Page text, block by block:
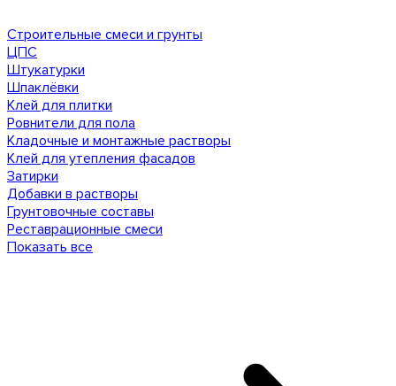
Строительные смеси и грунты
ЦПС
Штукатурки
Шпаклёвки
Клей для плитки
Ровнители для пола
Кладочные и монтажные растворы
Клей для утепления фасадов
Затирки
Добавки в растворы
Грунтовочные составы
Реставрационные смеси
Показать все